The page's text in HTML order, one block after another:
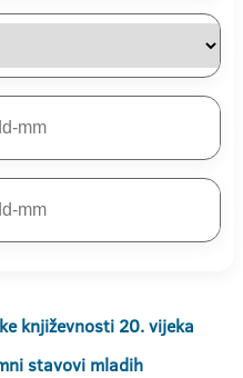
književnosti 20. vijeka
stavovi mladih